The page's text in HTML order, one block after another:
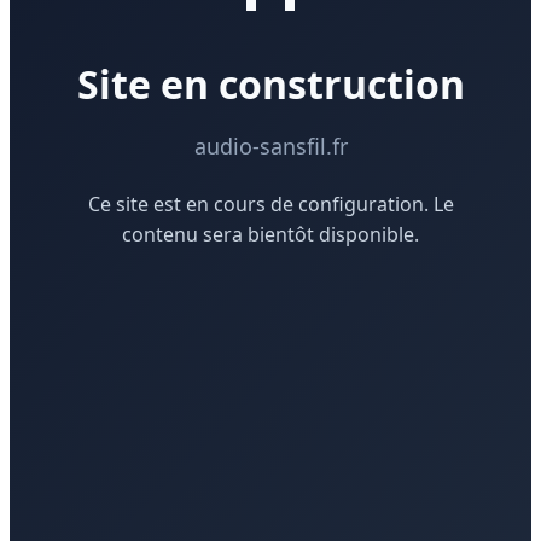
Site en construction
audio-sansfil.fr
Ce site est en cours de configuration. Le
contenu sera bientôt disponible.